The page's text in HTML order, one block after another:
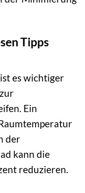
Tipps
es wichtiger
Ein
der
kann die
reduzieren.